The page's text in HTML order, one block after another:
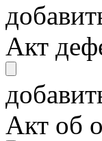
Акт
Акт об